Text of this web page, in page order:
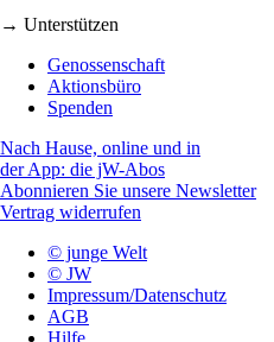
→ Unterstützen
Genossenschaft
Aktionsbüro
Spenden
Nach Hause, online und in
der App: die jW-Abos
Abonnieren Sie unsere Newsletter
Vertrag widerrufen
© junge Welt
© JW
Impressum/Datenschutz
AGB
Hilfe